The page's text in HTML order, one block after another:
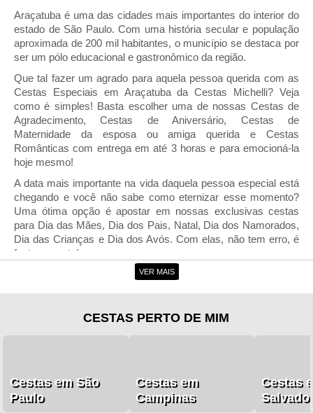
Araçatuba é uma das cidades mais importantes do interior do
estado de São Paulo. Com uma história secular e população
aproximada de 200 mil habitantes, o município se destaca por
ser um pólo educacional e gastronômico da região.
Que tal fazer um agrado para aquela pessoa querida com as
Cestas Especiais em Araçatuba da Cestas Michelli? Veja
como é simples! Basta escolher uma de nossas Cestas de
Agradecimento, Cestas de Aniversário, Cestas de
Maternidade da esposa ou amiga querida e Cestas
Românticas com entrega em até 3 horas e para emocioná-la
hoje mesmo!
A data mais importante na vida daquela pessoa especial est
chegando e você não sabe como eternizar esse momento?
Uma ótima opção é apostar em nossas exclusivas cestas
para Dia das Mães, Dia dos Pais, Natal, Dia dos Namorados,
Dia das Crianças e Dia dos Avós. Com elas, não tem erro, é
festa na certa!
Entrega de Cestas em Araçatuba
você encantar a pessoa amada sempre que o coração
Não seria incrível poder encontrar saborosas cestas de café
da manhã e belas flores para encantar aquela pessoa
VER MAIS
CESTAS PERTO DE MIM
Cestas em São
Paulo
Cestas em
Campinas
Cestas